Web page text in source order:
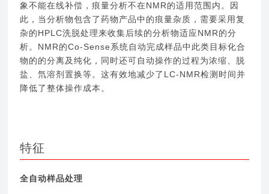
象不能在线补偿，痕量分析不在NMR的适用范围内。因
此，当分析物包含了药物产品中的痕量杂质，需要采用复
杂的HPLC洗脱处理来收集后续的分析物适应NMR的分
析。NMR的Co-Sense系统自动完成样品中此类目标化合
物的的分离及纯化，同时还可自动操作的过程为浓缩、脱
盐、氘溶剂置换等。这有效地减少了LC-NMR检测时间并
降低了整体操作成本。
特征
全自动样品处理